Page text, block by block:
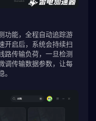
功能，全程自动追踪游
开启后，系统会持续扫
路传输负荷，一旦检测
调传输数据参数，让每